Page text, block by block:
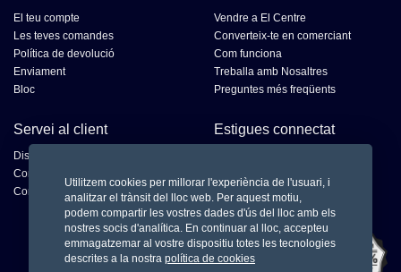
El teu compte
Les teves comandes
Política de devolució
Enviament
Bloc
Vendre a El Centre
Converteix-te en comerciant
Com funciona
Treballa amb Nosaltres
Preguntes més freqüents
Servei al client
Disputes
Contacta al venedor
Contacta'ns
Estigues connectat
Utilitzem cookies per millorar l'experiència de l'usuari, i
analitzar el trànsit del lloc web. Per aquest motiu,
podem compartir les vostres dades d'ús del lloc amb els
nostres socis d'analítica. En continuar al lloc, accepteu
emmagatzemar al vostre dispositiu totes les tecnologies
descrites a la nostra política de cookies